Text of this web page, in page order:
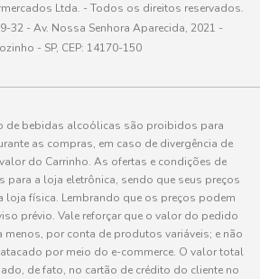
Ltda. - Todos os direitos reservados.
32 - Av. Nossa Senhora Aparecida, 2021 -
- SP, CEP: 14170-150
de bebidas alcoólicas são proibidos para
as compras, em caso de divergência de
do Carrinho. As ofertas e condições de
para a loja eletrônica, sendo que seus preços
loja física. Lembrando que os preços podem
prévio. Vale reforçar que o valor do pedido
menos, por conta de produtos variáveis; e não
por meio do e-commerce. O valor total
de fato, no cartão de crédito do cliente no